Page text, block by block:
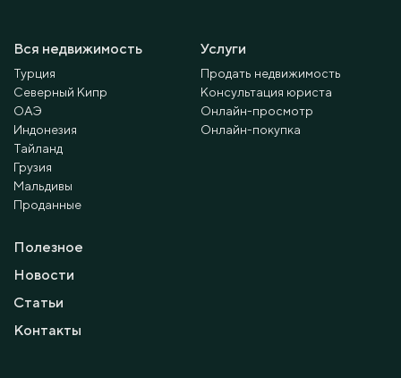
Вся недвижимость
Турция
Северный Кипр
ОАЭ
Индонезия
Тайланд
Грузия
Мальдивы
Проданные
Услуги
Продать недвижимость
Консультация юриста
Онлайн-просмотр
Онлайн-покупка
Полезное
Новости
Статьи
Контакты